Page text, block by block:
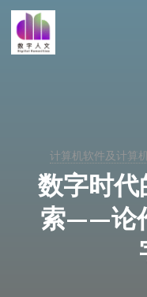
计算机软件及计算
数字时
索——论